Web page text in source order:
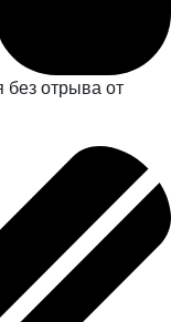
без отрыва от